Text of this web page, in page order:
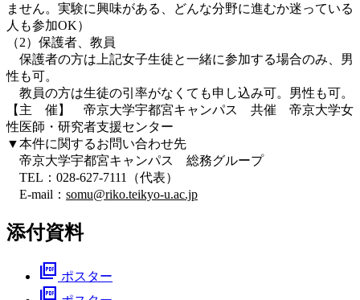
ません。実験に興味がある、どんな分野に進むか迷っている
人も参加OK）
（2）保護者、教員
保護者の方は上記女子生徒と一緒に参加する場合のみ、男
性も可。
教員の方は生徒の引率がなくても申し込み可。男性も可。
【主 催】 帝京大学宇都宮キャンパス 共催 帝京大学女
性医師・研究者支援センター
▼本件に関するお問い合わせ先
帝京大学宇都宮キャンパス 総務グループ
TEL：028-627-7111（代表）
E-mail： somu@riko.teikyo-u.ac.jp
添付資料
picture_as_pdf ポスター
picture_as_pdf